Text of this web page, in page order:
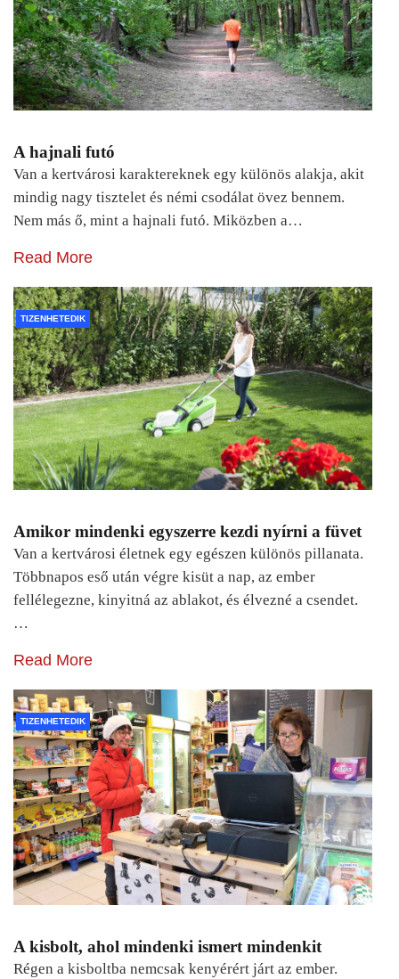
A hajnali futó
Van a kertvárosi karaktereknek egy különös alakja, akit
mindig nagy tisztelet és némi csodálat övez bennem.
Nem más ő, mint a hajnali futó. Miközben a…
Read More
TIZENHETEDIK
Amikor mindenki egyszerre kezdi nyírni a füvet
Van a kertvárosi életnek egy egészen különös pillanata.
Többnapos eső után végre kisüt a nap, az ember
fellélegezne, kinyitná az ablakot, és élvezné a csendet.
…
Read More
TIZENHETEDIK
A kisbolt, ahol mindenki ismert mindenkit
Régen a kisboltba nemcsak kenyérért járt az ember.